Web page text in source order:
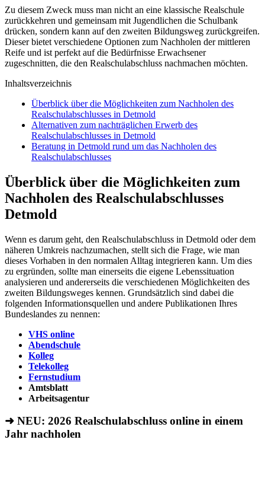
Zu diesem Zweck muss man nicht an eine klassische Realschule
zurückkehren und gemeinsam mit Jugendlichen die Schulbank
drücken, sondern kann auf den zweiten Bildungsweg zurückgreifen.
Dieser bietet verschiedene Optionen zum Nachholen der mittleren
Reife und ist perfekt auf die Bedürfnisse Erwachsener
zugeschnitten, die den Realschulabschluss nachmachen möchten.
Inhaltsverzeichnis
Überblick über die Möglichkeiten zum Nachholen des
Realschulabschlusses in Detmold
Alternativen zum nachträglichen Erwerb des
Realschulabschlusses in Detmold
Beratung in Detmold rund um das Nachholen des
Realschulabschlusses
Überblick über die Möglichkeiten zum
Nachholen des Realschulabschlusses
Detmold
Wenn es darum geht, den Realschulabschluss in Detmold oder dem
näheren Umkreis nachzumachen, stellt sich die Frage, wie man
dieses Vorhaben in den normalen Alltag integrieren kann. Um dies
zu ergründen, sollte man einerseits die eigene Lebenssituation
analysieren und andererseits die verschiedenen Möglichkeiten des
zweiten Bildungsweges kennen. Grundsätzlich sind dabei die
folgenden Informationsquellen und andere Publikationen Ihres
Bundeslandes zu nennen:
VHS online
Abendschule
Kolleg
Telekolleg
Fernstudium
Amtsblatt
Arbeitsagentur
➜ NEU: 2026 Realschulabschluss online in einem
Jahr nachholen